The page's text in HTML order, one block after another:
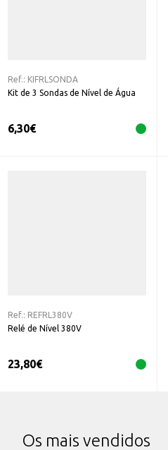
Ref.: KIFRLSONDA
Kit de 3 Sondas de Nível de Água
6,30€
Ref.: REFRL380V
Relé de Nível 380V
23,80€
Os mais vendidos